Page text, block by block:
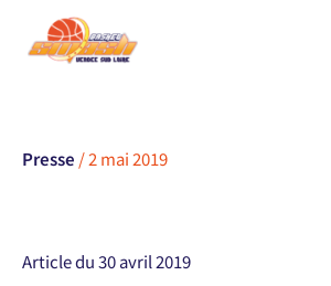
Presse /2 mai 2019
Article du 30 avril 2019